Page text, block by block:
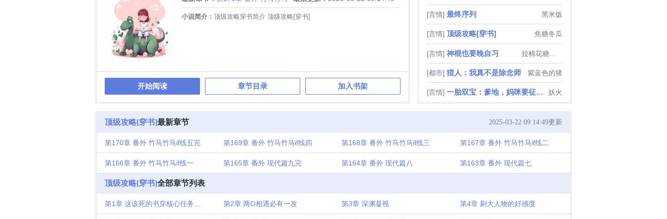
if线五完
小说简介： 顶级攻略穿书简介 顶级攻略[穿书]
开始阅读 章节目录 加入书架
[言情] 最终序列 黑米饭
[言情] 顶级攻略[穿书] 焦糖冬瓜
[言情] 神棍也要晚自习
[都市] 猎人：我真不是除念师 紫蓝色的猪
[言情] 一胎双宝：爹地，妈咪要征婚了 妖火
顶级攻略[穿书]最新章节 2025-03-22 09:14:49更新
第170章 番外 竹马竹马if线五完 第169章 番外 竹马竹马if线四 第168章 番外 竹马竹马if线三 第167章 番外 竹马竹马if线二
第166章 番外 竹马竹马if线一 第165章 番外 现代篇九完 第164章 番外 现代篇八 第163章 番外 现代篇七
顶级攻略[穿书]全部章节列表
第2章 两O相遇必有一攻 第3章 深渊凝视 第4章 刷大人物的好感度